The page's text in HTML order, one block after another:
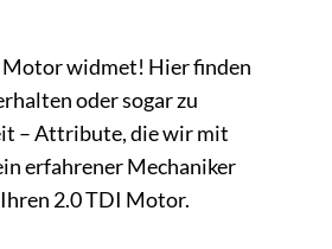
Motor widmet! Hier finden
oder sogar zu
– Attribute, die wir mit
erfahrener Mechaniker
2.0 TDI Motor.